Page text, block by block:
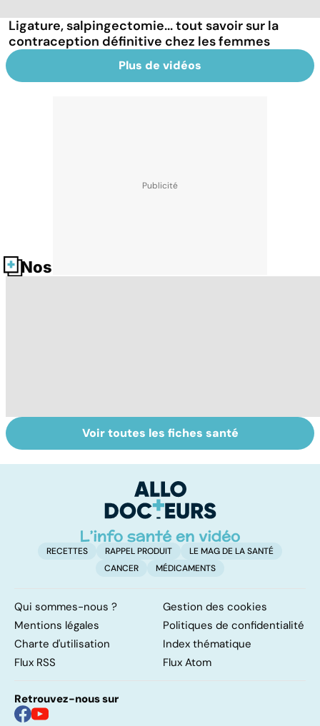
Ligature, salpingectomie... tout savoir sur la
contraception définitive chez les femmes
Plus de vidéos
Nos fiches santé
Gynéco : un suivi
pour la vie
Cancer du sein :
toutes
Voir toutes les fiches santé
RECETTES RAPPEL PRODUIT
LE MAG DE LA SANTÉ
CANCER
MÉDICAMENTS
Qui sommes-nous ?
Gestion des cookies
Mentions légales
Politiques de confidentialité
Charte d'utilisation
Index thématique
Flux RSS
Flux Atom
Retrouvez-nous sur